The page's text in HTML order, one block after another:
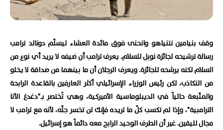
وقف بنيامين نتنياهو وانحنى فوق مائدة العشاء ليسلّم دونالد ترامب
رسالة ترشيحه لجائزة نوبل للسلام. يعرف ترامب أن ضيفه لا يريد أي نوع من
السلام لكنه يرشحه للجائزة. ويعرف الرجلان أن ما بينهما من صداقة لا يخلو
من التكاذب، لكن رئيس الوزراء الإسرائيلي أكثر العارفين بالقاعدة الرابحة
والمتّبعة حالياً في الديبلوماسية الأميركية، وهي تُختصر بـ"دغدغ الأنا
الترامبية"، وإذا لم تكسب كلّ ما تريده فإنك لن تخسر جلّه، لأنه مع ترامب لا
مجال لليقين. غير أن الطرف الوحيد الرابح معه دائماً هو إسرائيل.